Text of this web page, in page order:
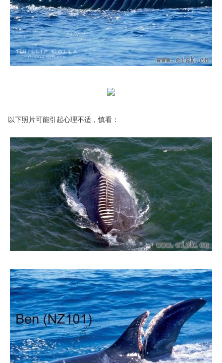
以下照片可能引起心理不适，慎看：